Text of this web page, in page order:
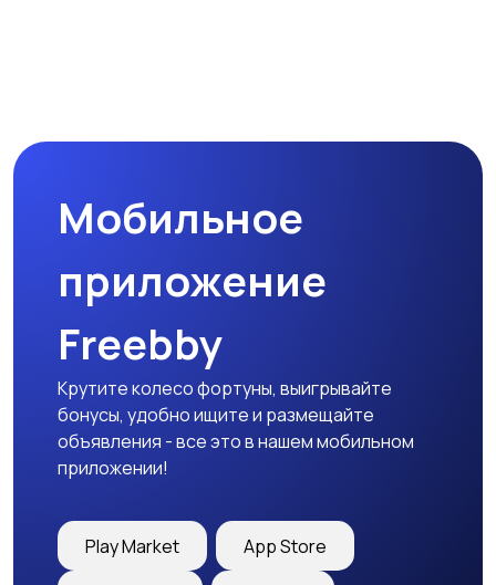
Мобильное
приложение
Freebby
Крутите колесо фортуны, выигрывайте
бонусы, удобно ищите и размещайте
объявления - все это в нашем мобильном
приложении!
Play Market App Store